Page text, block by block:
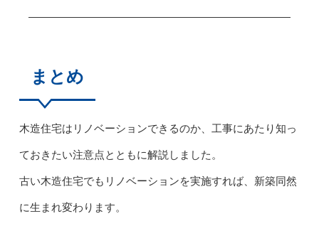
まとめ
木造住宅はリノベーションできるのか、工事にあたり知っ
ておきたい注意点とともに解説しました。
古い木造住宅でもリノベーションを実施すれば、新築同然
に生まれ変わります。